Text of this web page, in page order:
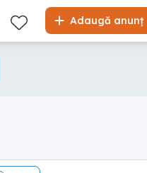
Adaugă anunț
Listă